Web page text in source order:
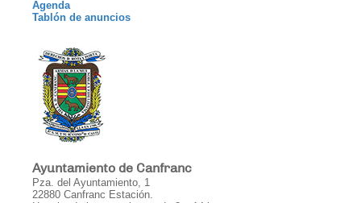
Agenda
Tablón de anuncios
Ayuntamiento de Canfranc
Pza. del Ayuntamiento, 1
22880 Canfranc Estación.